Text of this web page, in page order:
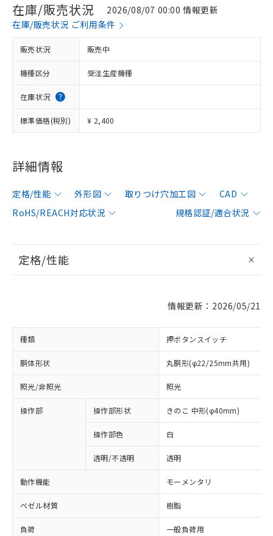
在庫/販売状況
2026/08/07 00:00 情報更新
在庫/販売状況 ご利用条件
販売状況 販売中
機種区分 受注生産機種
在庫状況
標準価格(税別) ¥ 2,400
詳細情報
定格/性能 外形図 取りつけ穴加工図
CAD
RoHS/REACH対応状況
規格認証/適合状況
定格/性能
情報更新：2026/05/21
種類 押ボタンスイッチ
胴体形状 丸胴形(φ22/25mm共用)
照光/非照光 照光
操作部 操作部形状 きのこ 中形(φ40mm)
操作部色 白
透明/不透明 透明
動作機能 モーメンタリ
ベゼル材質 樹脂
負荷 一般負荷用